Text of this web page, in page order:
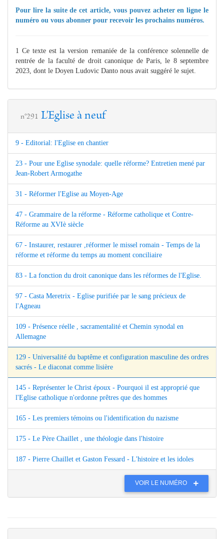
Pour lire la suite de cet article, vous pouvez acheter en ligne le
numéro ou vous abonner pour recevoir les prochains numéros.
1 Ce texte est la version remaniée de la conférence solennelle de
rentrée de la faculté de droit canonique de Paris, le 8 septembre
2023, dont le Doyen Ludovic Danto nous avait suggéré le sujet.
n°291 L'Eglise à neuf
9 - Editorial: l'Eglise en chantier
23 - Pour une Eglise synodale: quelle réforme? Entretien mené par
Jean-Robert Armogathe
31 - Réformer l'Eglise au Moyen-Age
47 - Grammaire de la réforme - Réforme catholique et Contre-
Réforme au XVIè siècle
67 - Instaurer, restaurer ,réformer le missel romain - Temps de la
réforme et réforme du temps au moment conciliaire
83 - La fonction du droit canonique dans les réformes de l'Eglise.
97 - Casta Meretrix - Eglise purifiée par le sang précieux de
l'Agneau
109 - Présence réelle , sacramentalité et Chemin synodal en
Allemagne
129 - Universalité du baptême et configuration masculine des ordres
sacrés - Le diaconat comme lisière
145 - Représenter le Christ époux - Pourquoi il est approprié que
l'Eglise catholique n'ordonne prêtres que des hommes
165 - Les premiers témoins ou l'identification du nazisme
175 - Le Père Chaillet , une théologie dans l'histoire
187 - Pierre Chaillet et Gaston Fessard - L'histoire et les idoles
VOIR LE NUMÉRO